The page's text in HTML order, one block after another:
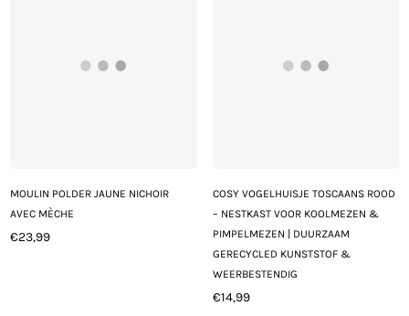
MOULIN POLDER JAUNE NICHOIR
AVEC MÈCHE
Prix
€23,99
COSY VOGELHUISJE TOSCAANS ROOD
– NESTKAST VOOR KOOLMEZEN &
PIMPELMEZEN | DUURZAAM
GERECYCLED KUNSTSTOF &
WEERBESTENDIG
Prix
€14,99